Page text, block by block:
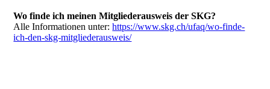
Wo finde ich meinen Mitgliederausweis der SKG?
Alle Informationen unter:https://www.skg.ch/ufaq/wo-finde-
ich-den-skg-mitgliederausweis/